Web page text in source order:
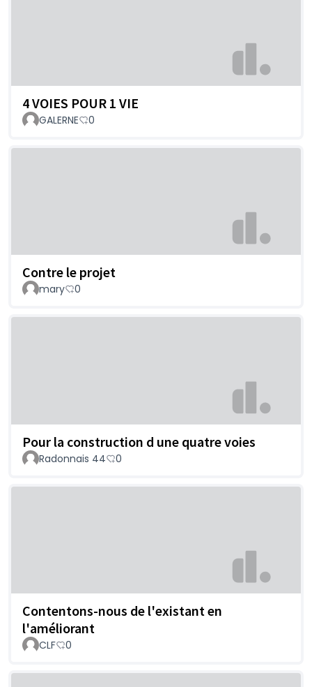
4 VOIES POUR 1 VIE
GALERNE 0
Contre le projet
mary 0
Pour la construction d une quatre voies
Radonnais 44 0
Contentons-nous de l'existant en
l'améliorant
CLF 0